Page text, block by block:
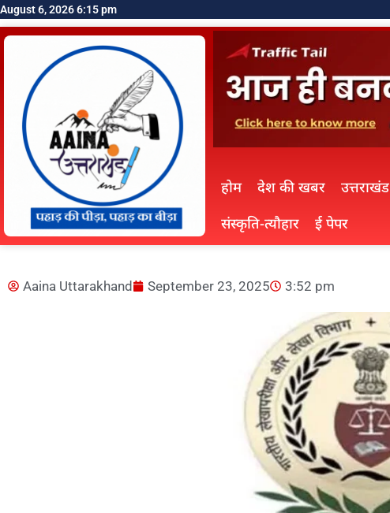
August 6, 2026 6:15 pm
होम देश की खबर उत्तराखंड
संस्कृति-त्यौहार
ई पेपर
Aaina Uttarakhand September 23, 2025 3:52 pm